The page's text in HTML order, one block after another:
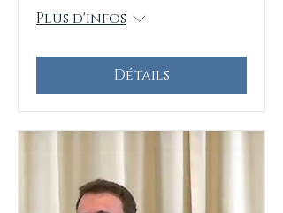
Plus d'infos
Détails